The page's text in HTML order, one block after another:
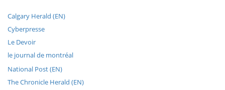
Calgary Herald (EN)
Cyberpresse
Le Devoir
le journal de montréal
National Post (EN)
The Chronicle Herald (EN)